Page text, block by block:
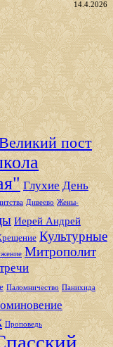
14.4.2026
пост
Глухие День
Дивеево Жены-
Иерей Андрей
Культурные
Митрополит
Паломничество Панихида
Проповедь